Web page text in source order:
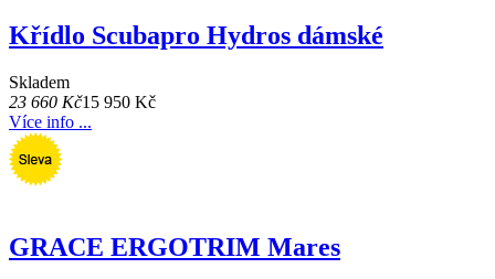
Křídlo Scubapro Hydros dámské
Skladem
23 660 Kč15 950 Kč
Více info ...
GRACE ERGOTRIM Mares